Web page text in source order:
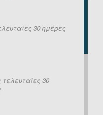
ΑΣΦΑΛΙΣΗΣ
ΚΑΙ ΠΟΛΙΤΙΚΗΣ
ΚΑΙ
ΠΟΛΙΤΙΚΗΣ
30 ημέρες
30